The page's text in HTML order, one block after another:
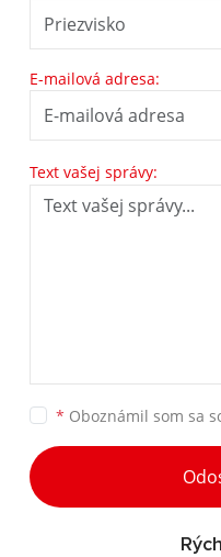
E-mailová adresa:
Text vašej správy:
* Oboznámil som sa